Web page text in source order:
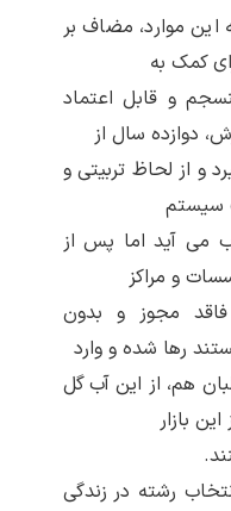
موارد، مضاف بر
کمک به
و قابل اعتماد
دوازده سال از
و از لحاظ تربیتی و
سیستم
می آید اما پس از
و مراکز
مجوز و بدون
رها شده و وارد
هم، از این آب گل
بازار
رشته در زندگی